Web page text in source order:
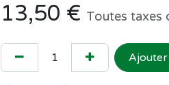
13,50 € Toutes taxes